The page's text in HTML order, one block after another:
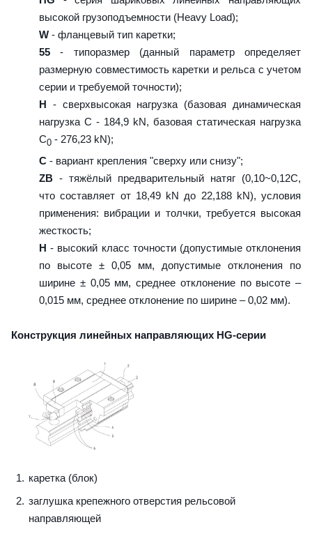
высокой грузоподъемности (Heavy Load);
W - фланцевый тип каретки;
55 - типоразмер (данный параметр определяет
размерную совместимость каретки и рельса с учетом
серии и требуемой точности);
H - сверхвысокая нагрузка (базовая динамическая
нагрузка C - 184,9 kN, базовая статическая нагрузка
С0 - 276,23 kN);
C - вариант крепления "сверху или снизу";
ZB - тяжёлый предварительный натяг (0,10~0,12C,
что составляет от 18,49 kN до 22,188 kN), условия
применения: вибрации и толчки, требуется высокая
жесткость;
H - высокий класс точности (допустимые отклонения
по высоте ± 0,05 мм, допустимые отклонения по
ширине ± 0,05 мм, среднее отклонение по высоте –
0,015 мм, среднее отклонение по ширине – 0,02 мм).
Конструкция линейных направляющих HG-серии
каретка (блок)
заглушка крепежного отверстия рельсовой
направляющей